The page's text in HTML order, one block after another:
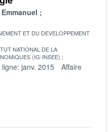
ET DU DEVELOPPEMENT
NATIONAL DE LA
(IG-INSEE)
janv. 2015
Affaire